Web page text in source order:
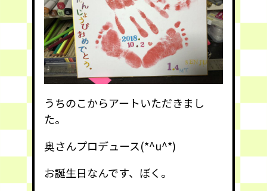
うちのこからアートいただきまし
た。
奥さんプロデュース(*^u^*)
お誕生日なんです、ぼく。